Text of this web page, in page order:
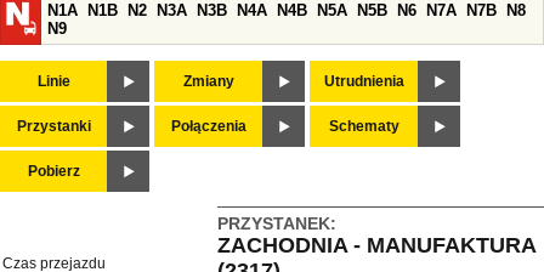
N1A
N1B N2 N3A N3B N4A N4B N5A N5B N6 N7A N7B
N8
N9
Linie Zmiany Utrudnienia
Przystanki Połączenia Schematy
Pobierz
PRZYSTANEK:
ZACHODNIA - MANUFAKTURA
Czas przejazdu